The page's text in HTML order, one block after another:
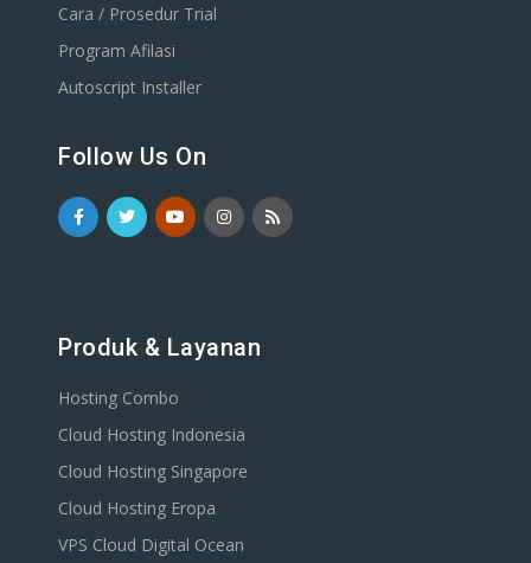
Cara / Prosedur Trial
Program Afilasi
Autoscript Installer
Follow Us On
Produk & Layanan
Hosting Combo
Cloud Hosting Indonesia
Cloud Hosting Singapore
Cloud Hosting Eropa
VPS Cloud Digital Ocean